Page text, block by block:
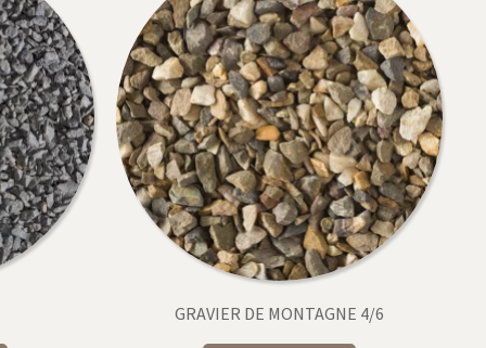
GRAVIER DE MONTAGNE 4/6